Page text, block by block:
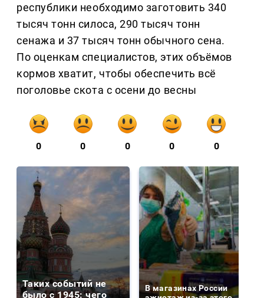
республики необходимо заготовить 340
тысяч тонн силоса, 290 тысяч тонн
сенажа и 37 тысяч тонн обычного сена.
По оценкам специалистов, этих объёмов
кормов хватит, чтобы обеспечить всё
поголовье скота с осени до весны
0 0 0 0 0
Таких событий не
было с 1945: чего
В магазинах России